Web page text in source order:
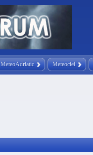
MeteoAdriatic Meteociel